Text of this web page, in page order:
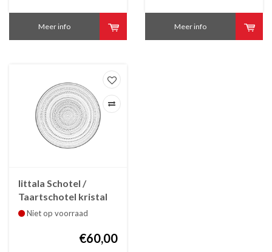
Meer info Meer info
Iittala Schotel /
Taartschotel kristal
Kastelhelmi 315 mm
Niet op voorraad
€60,00